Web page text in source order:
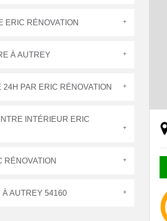
ERIC RÉNOVATION
À AUTREY
PAR ERIC RÉNOVATION
INTÉRIEUR ERIC
RÉNOVATION
AUTREY 54160